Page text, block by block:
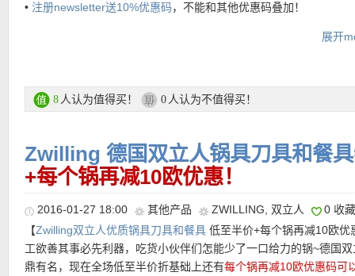
热卖产品推荐：
• Zwilling Twin Classic 5件套锅 特价129欧+20%折上折优惠码，仅
欧！这款套锅有4个分别16cm，20cm，20cm，24cm带不锈钢盖的
一个16cm的奶锅，拥有最佳的热传导，防刮表面，可以放进洗碗机
洗，适用于所有炉灶，包括电磁炉~它能让你充分享受做饭的乐趣
松做出一顿美味~
• 注册newsletter送10%优惠码，不能和其他优惠码叠加！
展开
8 人认为值得买！ 0 人认为不值得买！
Zwilling 德国双立人锅具刀具和餐
+每个锅再减10欧优惠！
2016-01-27 18:00 其他产品 ZWILLING 双立人
0 收藏
【Zwilling双立人优质锅具刀具和餐具 低至半价+每个锅再减10欧优
工欲善其事必先利器，吃货小伙伴们怎能少了一口给力的锅~德国
鼎有名，现在全场低至半价折基础上还有每个锅再减10欧优惠码可